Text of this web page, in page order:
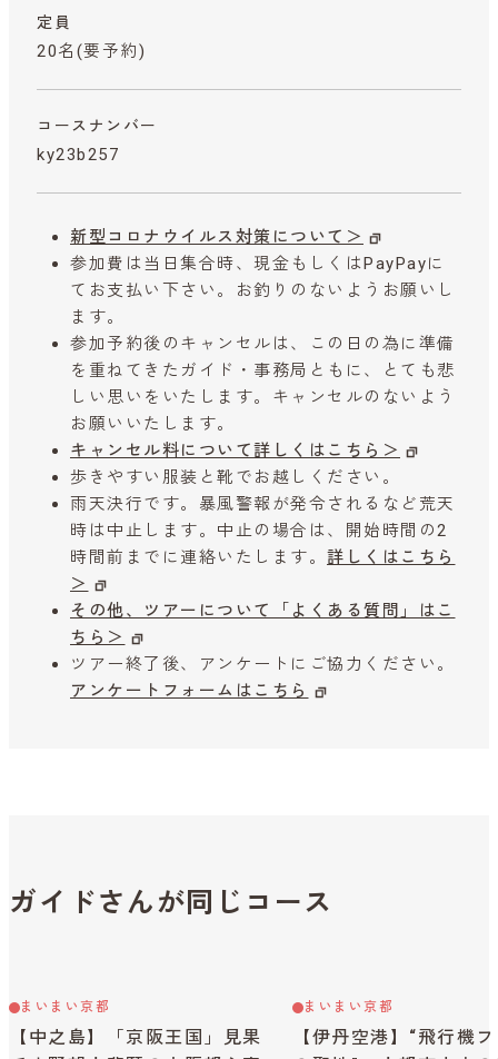
定員
20名(要予約)
コースナンバー
ky23b257
新型コロナウイルス対策について＞
参加費は当日集合時、現金もしくはPayPayに
てお支払い下さい。お釣りのないようお願いし
ます。
参加予約後のキャンセルは、この日の為に準備
を重ねてきたガイド・事務局ともに、とても悲
しい思いをいたします。キャンセルのないよう
お願いいたします。
キャンセル料について詳しくはこちら＞
歩きやすい服装と靴でお越しください。
雨天決行です。暴風警報が発令されるなど荒天
時は中止します。中止の場合は、開始時間の2
時間前までに連絡いたします。 詳しくはこちら
＞
その他、ツアーについて「よくある質問」はこ
ちら＞
ツアー終了後、アンケートにご協力ください。
アンケートフォームはこちら
ガイドさんが同じコース
まいまい京都
【中之島】「京阪王国」見果
まいまい京都
【伊丹空港】“飛行機